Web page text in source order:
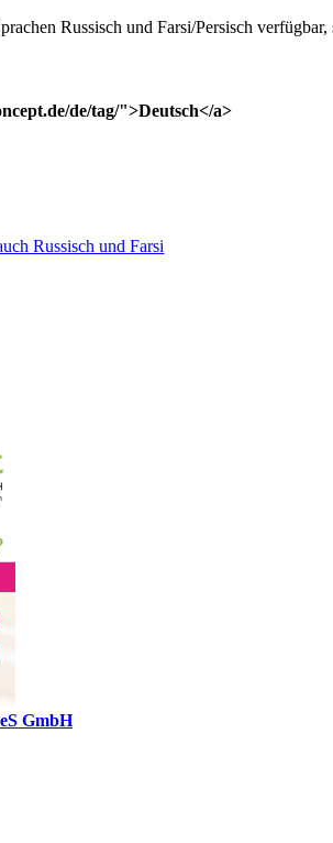
Russisch und Farsi/Persisch
de/tag/">Deutsch</a>
Russisch und Farsi
GmbH